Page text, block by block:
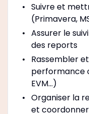
Suivre et
(Primavera,
Assurer le
des reports
Rassembler
performance
EVM...)
Organiser la
et coordonner